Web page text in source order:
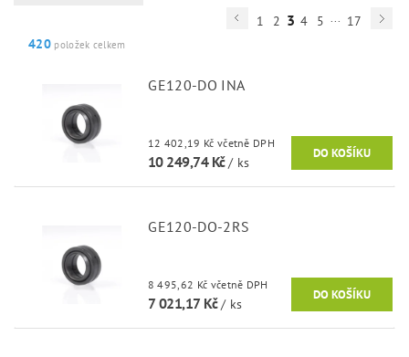
1 2 3 4 5 ... 17
420položek celkem
GE120-DO INA
12 402,19 Kč včetně DPH
10 249,74 Kč/ ks
GE120-DO-2RS
8 495,62 Kč včetně DPH
7 021,17 Kč/ ks